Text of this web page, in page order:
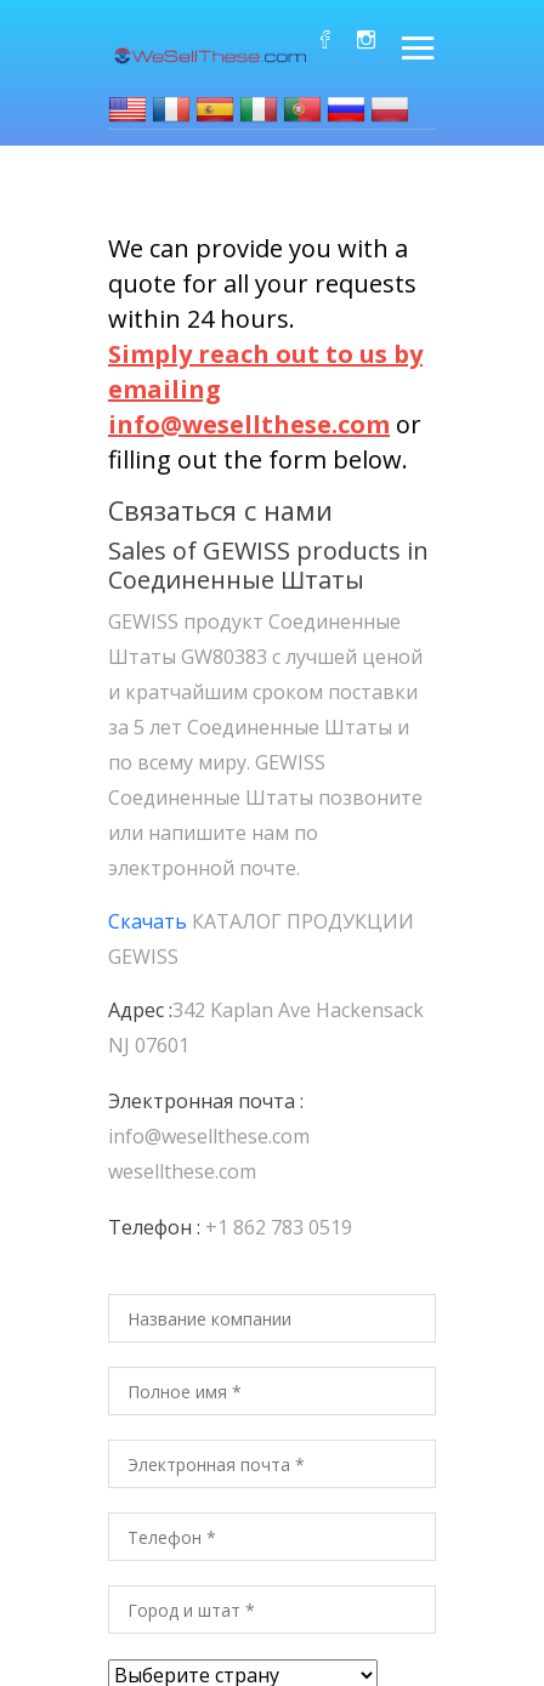
We can provide you with a
quote for all your requests
within 24 hours.
Simply reach out to us by
emailing
info@wesellthese.com or
filling out the form below.
Связаться с нами
Sales of GEWISS products in
Соединенные Штаты
GEWISS продукт Соединенные
Штаты GW80383 с лучшей ценой
и кратчайшим сроком поставки
за 5 лет Соединенные Штаты и
по всему миру. GEWISS
Соединенные Штаты позвоните
или напишите нам по
электронной почте.
Скачать КАТАЛОГ ПРОДУКЦИИ
GEWISS
Адрес :342 Kaplan Ave Hackensack
NJ 07601
Электронная почта :
info@wesellthese.com
wesellthese.com
Телефон : +1 862 783 0519